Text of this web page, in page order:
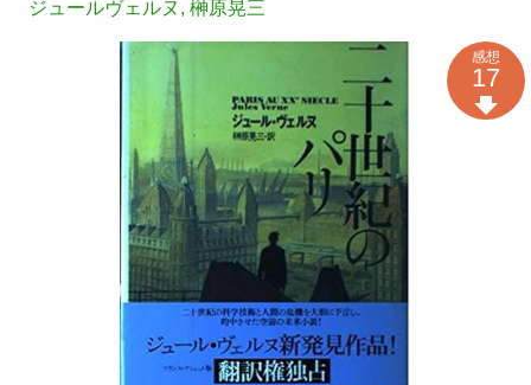
ジュールヴェルヌ , 榊原晃三
感想
17